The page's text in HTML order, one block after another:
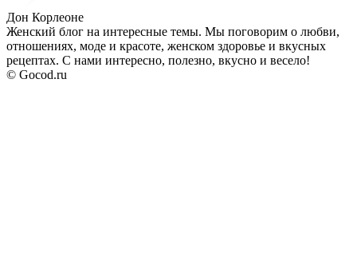
Дон Корлеоне
Женский блог на интересные темы. Мы поговорим о любви,
отношениях, моде и красоте, женском здоровье и вкусных
рецептах. С нами интересно, полезно, вкусно и весело!
© Gocod.ru